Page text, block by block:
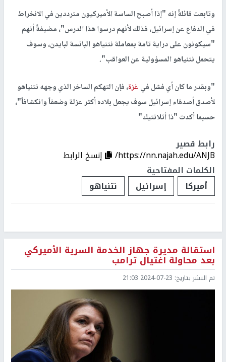
وتابعت قائلةً إنه "إذا أصبح الساسة الأميركيون مترددين في الانخراط
في الدفاع عن إسرائيل، فذلك لأنهم درسوا هذا الدرس"، مضيفةً أنهم
"سيكونون على دراية تامة بمعاملة نتنياهو البائسة لبايدن، وسوف
يتحمل نتنياهو المسؤولية عن العواقب".
"وبقدر ما كان أي فشل فيغزة، فإن التهكم الساخر الذي وجهه نتنياهو
لأصدق أصدقاء إسرائيل سوف يجعل بلاده أكثر عزلة وضعفاً وانكشافاً"،
حسبما أكدت "ذا أتلانتيك"
رابط قصير
https://nn.najah.edu/ANJB/
إنسخ الرابط
الكلمات المفتاحية
أميركا
إسرائيل نتنياهو
استقالة مديرة جهاز الخدمة السرية الأميركي
بعد محاولة اغتيال ترامب
تم النشر بتاريخ: 2024-07-23 21:03